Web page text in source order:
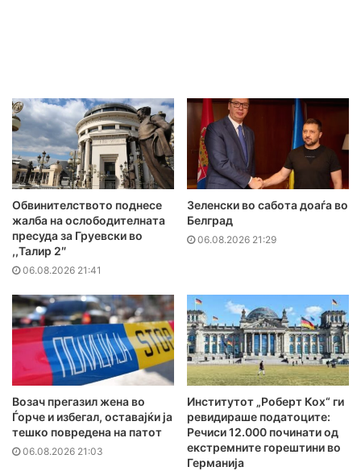
Обвинителството поднесе
жалба на ослободителната
пресуда за Груевски во
,,Талир 2″
06.08.2026 21:41
Зеленски во сабота доаѓа во
Белград
06.08.2026 21:29
Возач прегазил жена во
Ѓорче и избегал, оставајќи ја
тешко повредена на патот
06.08.2026 21:03
Институтот „Роберт Кох“ ги
ревидираше податоците:
Речиси 12.000 починати од
екстремните горештини во
Германија